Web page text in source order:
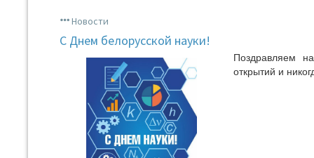
Новости
С Днем белорусской науки!
Поздравляем
открытий и